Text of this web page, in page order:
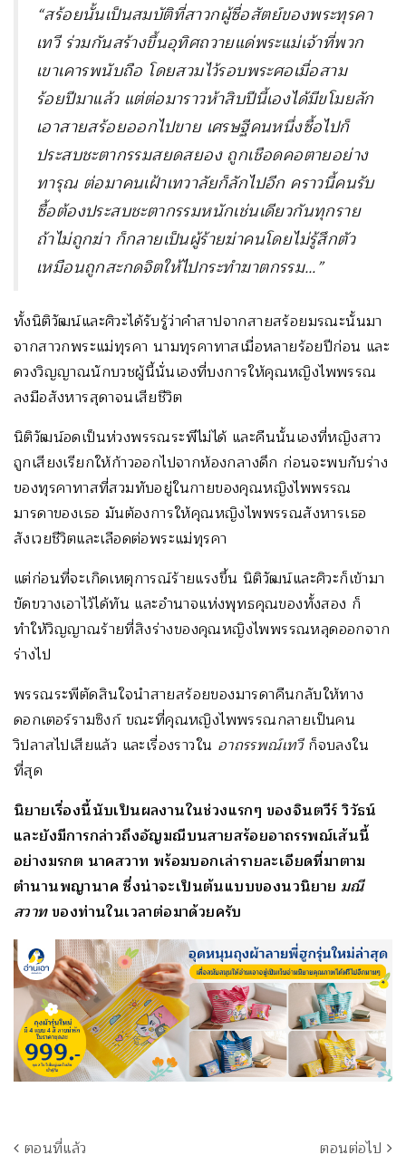
“สร้อยนั้นเป็นสมบัติที่สาวกผู้ซื่อสัตย์ของพระทุรคา
เทวี ร่วมกันสร้างขึ้นอุทิศถวายแด่พระแม่เจ้าที่พวก
เขาเคารพนับถือ โดยสวมไว้รอบพระศอเมื่อสาม
ร้อยปีมาแล้ว แต่ต่อมาราวห้าสิบปีนี้เองได้มีขโมยลัก
เอาสายสร้อยออกไปขาย เศรษฐีคนหนึ่งซื้อไปก็
ประสบชะตากรรมสยดสยอง ถูกเชือดคอตายอย่าง
ทารุณ ต่อมาคนเฝ้าเทวาลัยก็ลักไปอีก คราวนี้คนรับ
ซื้อต้องประสบชะตากรรมหนักเช่นเดียวกันทุกราย
ถ้าไม่ถูกฆ่า ก็กลายเป็นผู้ร้ายฆ่าคนโดยไม่รู้สึกตัว
เหมือนถูกสะกดจิตให้ไปกระทำฆาตกรรม…”
ทั้งนิติวัฒน์และศิวะได้รับรู้ว่าคำสาปจากสายสร้อยมรณะนั้นมา
จากสาวกพระแม่ทุรคา นามทุรคาทาสเมื่อหลายร้อยปีก่อน และ
ดวงวิญญาณนักบวชผู้นี้นั่นเองที่บงการให้คุณหญิงไพพรรณ
ลงมือสังหารสุดาจนเสียชีวิต
นิติวัฒน์อดเป็นห่วงพรรณระพีไม่ได้ และคืนนั้นเองที่หญิงสาว
ถูกเสียงเรียกให้ก้าวออกไปจากห้องกลางดึก ก่อนจะพบกับร่าง
ของทุรคาทาสที่สวมทับอยู่ในกายของคุณหญิงไพพรรณ
มารดาของเธอ มันต้องการให้คุณหญิงไพพรรณสังหารเธอ
สังเวยชีวิตและเลือดต่อพระแม่ทุรคา
แต่ก่อนที่จะเกิดเหตุการณ์ร้ายแรงขึ้น นิติวัฒน์และศิวะก็เข้ามา
ขัดขวางเอาไว้ได้ทัน และอำนาจแห่งพุทธคุณของทั้งสอง ก็
ทำให้วิญญาณร้ายที่สิงร่างของคุณหญิงไพพรรณหลุดออกจาก
ร่างไป
พรรณระพีตัดสินใจนำสายสร้อยของมารดาคืนกลับให้ทาง
ดอกเตอร์รามซิงก์ ขณะที่คุณหญิงไพพรรณกลายเป็นคน
วิปลาสไปเสียแล้ว และเรื่องราวใน อาถรรพณ์เทวีก็จบลงใน
ที่สุด
นิยายเรื่องนี้นับเป็นผลงานในช่วงแรกๆ ของจินตวีร์ วิวัธน์
และยังมีการกล่าวถึงอัญมณีบนสายสร้อยอาถรรพณ์เส้นนี้
อย่างมรกต นาคสวาท พร้อมบอกเล่ารายละเอียดที่มาตาม
ตำนานพญานาค ซึ่งน่าจะเป็นต้นแบบของนวนิยาย มณี
สวาทของท่านในเวลาต่อมาด้วยครับ
ตอนที่แล้ว ตอนต่อไป